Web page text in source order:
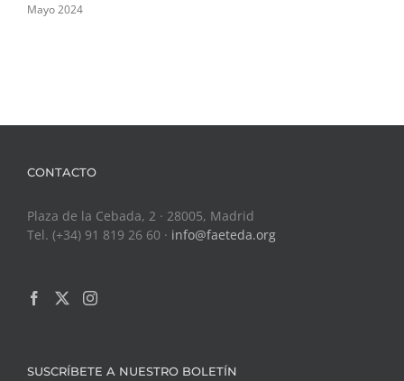
Mayo 2024
CONTACTO
Plaza de la Cebada, 2 · 28005, Madrid
Tel. (+34) 91 819 26 60 · info@faeteda.org
SUSCRÍBETE A NUESTRO BOLETÍN